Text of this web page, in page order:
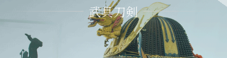
武具刀剣